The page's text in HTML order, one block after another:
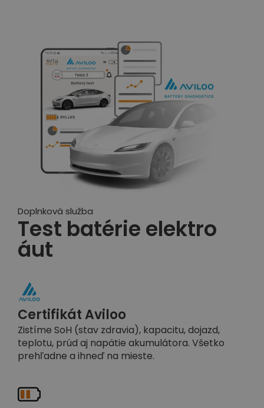
Doplnková služba
Test batérie elektro
áut
Certifikát Aviloo
Zistíme SoH (stav zdravia), kapacitu, dojazd,
teplotu, prúd aj napätie akumulátora. Všetko
prehľadne a ihneď na mieste.